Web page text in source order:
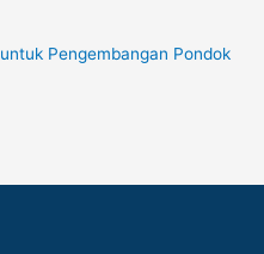
Pengembangan Pondok